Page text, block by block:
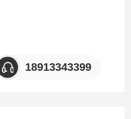
18913343399